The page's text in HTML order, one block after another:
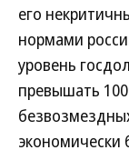
его
нормами
уровень
превышать
экономически